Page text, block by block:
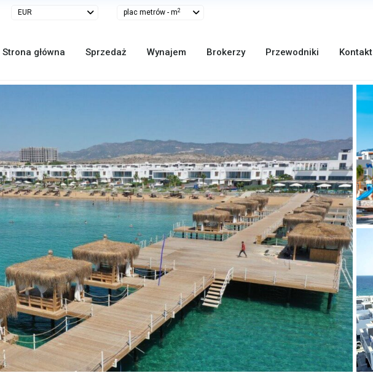
EUR plac metrów - m2
Strona główna Sprzedaż Wynajem Brokerzy Przewodniki Kontakt